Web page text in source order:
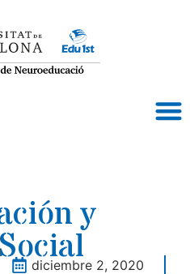
y
diciembre 2, 2020